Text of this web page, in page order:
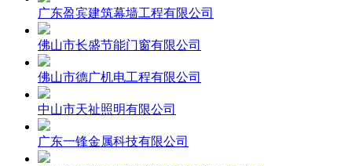
广东盈宾建筑幕墙工程有限公司
佛山市长盛节能门窗有限公司
佛山市德广机电工程有限公司
中山市天祉照明有限公司
广东一锋金属科技有限公司